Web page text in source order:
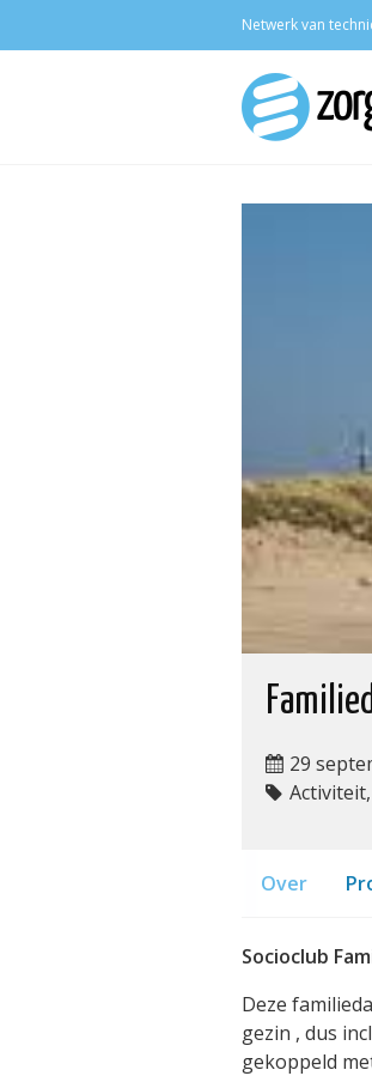
Netwerk van
29
Over
Socioclub
Deze
gezin , dus
gekoppeld